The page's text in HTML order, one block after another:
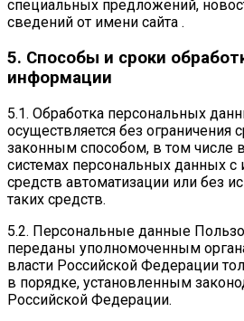
специальных предложений,
сведений от имени сайта .
5. Способы и сроки
информации
5.1. Обработка персональных
осуществляется без
законным способом, в том числе
системах персональных данных с
средств автоматизации или без
таких средств.
5.2. Персональные данные
переданы уполномоченным
власти Российской Федерации
в порядке, установленным
Российской Федерации.